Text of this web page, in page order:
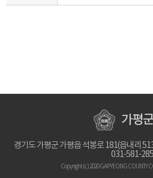
가평
경기도 가평군 가평읍 석봉로 181(읍내리
031-581-
Copyright (c) 2020 GAPYEONG COUNTY